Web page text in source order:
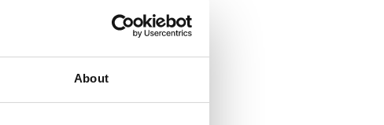
About
moře :300